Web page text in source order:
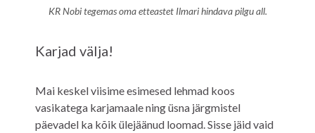
KR Nobi tegemas oma etteastet Ilmari hindava pilgu all.
Karjad välja!
Mai keskel viisime esimesed lehmad koos
vasikatega karjamaale ning üsna järgmistel
päevadel ka kõik ülejäänud loomad. Sisse jäid vaid